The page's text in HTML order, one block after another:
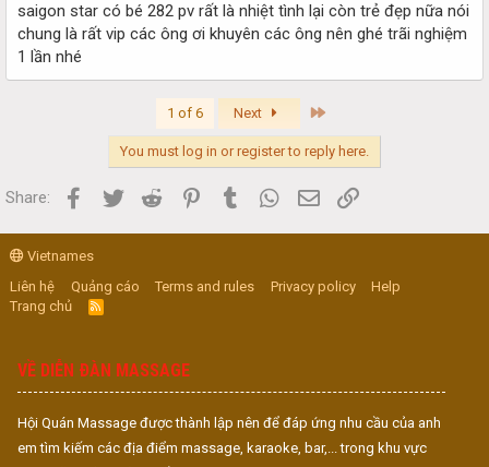
saigon star có bé 282 pv rất là nhiệt tình lại còn trẻ đẹp nữa nói
chung là rất vip các ông ơi khuyên các ông nên ghé trãi nghiệm
1 lần nhé
1 of 6 Next
You must log in or register to reply here.
Share: Facebook
Twitter Reddit PinterestTumblr WhatsApp
Email
Vietnames
Liên hệ
Quảng cáo Terms and rules Privacy policy
Help
Trang chủ
R
S
VỀ DIỄN ĐÀN MASSAGE
Hội Quán Massage được thành lập nên để đáp ứng nhu cầu của anh
em tìm kiếm các địa điểm massage, karaoke, bar,... trong khu vực